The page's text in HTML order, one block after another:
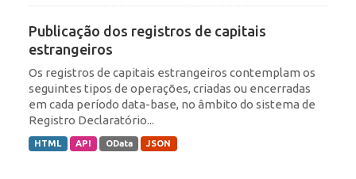
Publicação dos registros de capitais
estrangeiros
Os registros de capitais estrangeiros contemplam os
seguintes tipos de operações, criadas ou encerradas
em cada período data-base, no âmbito do sistema de
Registro Declaratório...
HTML API OData JSON